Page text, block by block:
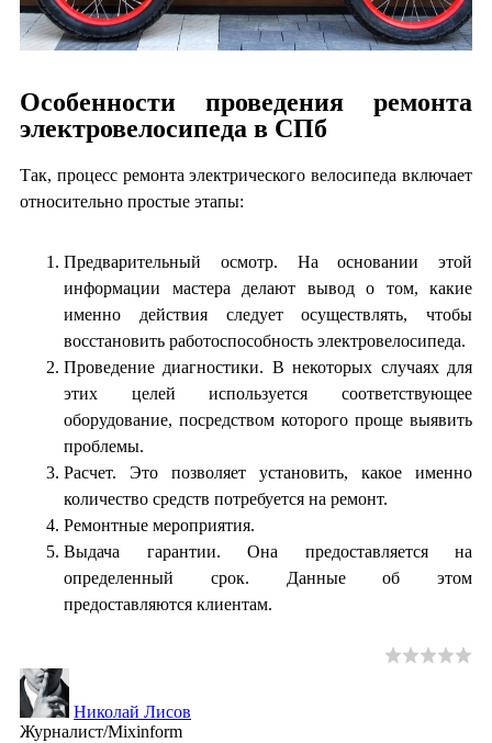
Особенности проведения ремонта
электровелосипеда в СПб
Так, процесс ремонта электрического велосипеда включает
относительно простые этапы:
Предварительный осмотр. На основании этой
информации мастера делают вывод о том, какие
именно действия следует осуществлять, чтобы
восстановить работоспособность электровелосипеда.
Проведение диагностики. В некоторых случаях для
этих целей используется соответствующее
оборудование, посредством которого проще выявить
проблемы.
Расчет. Это позволяет установить, какое именно
количество средств потребуется на ремонт.
Ремонтные мероприятия.
Выдача гарантии. Она предоставляется на
определенный срок. Данные об этом
предоставляются клиентам.
Николай Лисов
Журналист/Mixinform